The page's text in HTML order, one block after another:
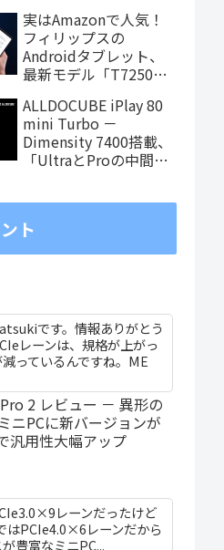
実はAmazonで人気！
フィリップスの
Androidタブレット、
最新モデル「T7250」
ALLDOCUBE iPlay 80
mini Turbo －
Dimensity 7400搭載、
「UltraとProの中間ス
ト
です。情報ありがとう
レーンは、規格が上がっ
っているんですね。ME
2 レビュー － 異形の
ニPCに新バージョンが
汎用性大幅アップ
レーンだったけど
PCIe4.0×6レーンだから
豊富なミニPC...